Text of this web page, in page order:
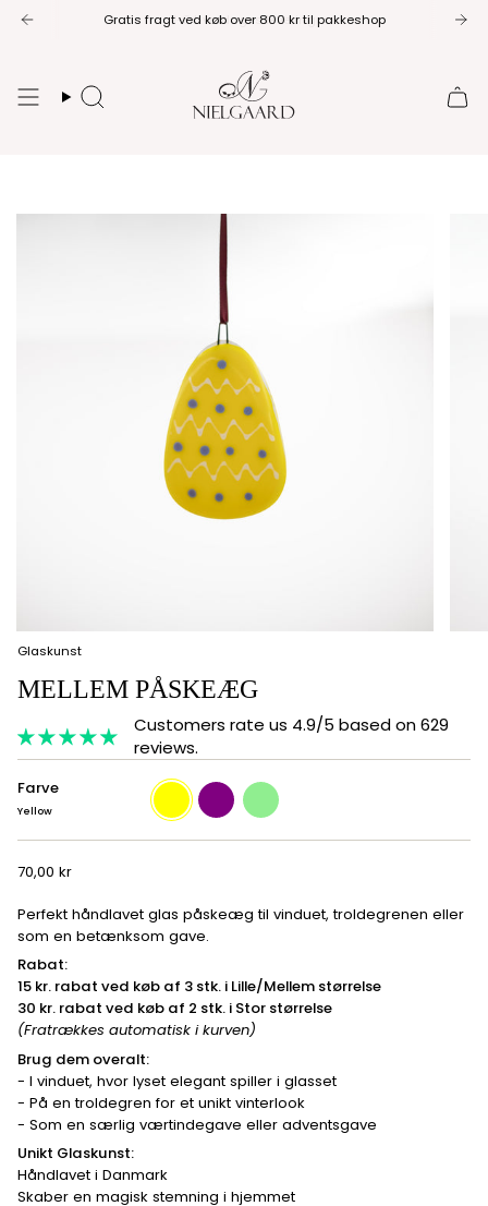
Spring
Gratis fragt ved køb over 800 kr til pakkeshop
Søg
Glaskunst
MELLEM PÅSKEÆG
Customers rate us 4.9/5 based on 629
reviews.
Farve
Yellow
Yellow purple
light
green
70,00 kr
Perfekt håndlavet glas påskeæg til vinduet, troldegrenen eller
som en betænksom gave.
Rabat:
15 kr. rabat ved køb af 3 stk. i Lille/Mellem størrelse
30 kr. rabat ved køb af 2 stk. i Stor størrelse
(Fratrækkes automatisk i kurven)
Brug dem overalt:
- I vinduet, hvor lyset elegant spiller i glasset
- På en troldegren for et unikt vinterlook
- Som en særlig værtindegave eller adventsgave
Unikt Glaskunst:
Håndlavet i Danmark
Skaber en magisk stemning i hjemmet